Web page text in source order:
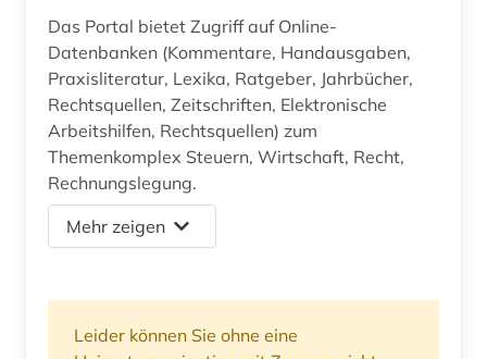
Das Portal bietet Zugriff auf Online-
Datenbanken (Kommentare, Handausgaben,
Praxisliteratur, Lexika, Ratgeber, Jahrbücher,
Rechtsquellen, Zeitschriften, Elektronische
Arbeitshilfen, Rechtsquellen) zum
Themenkomplex Steuern, Wirtschaft, Recht,
Rechnungslegung.
Mehr zeigen
Leider können Sie ohne eine